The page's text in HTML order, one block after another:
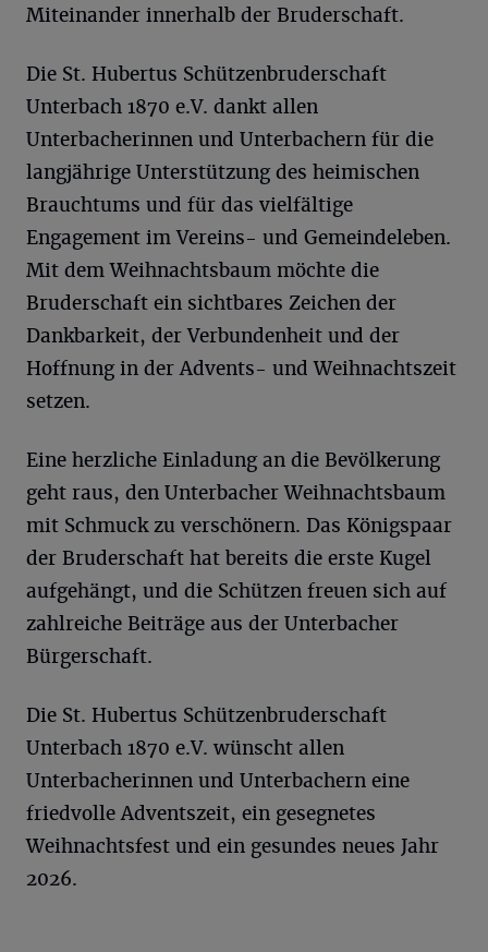
Miteinander innerhalb der Bruderschaft.
Die St. Hubertus Schützenbruderschaft
Unterbach 1870 e.V. dankt allen
Unterbacherinnen und Unterbachern für die
langjährige Unterstützung des heimischen
Brauchtums und für das vielfältige
Engagement im Vereins- und Gemeindeleben.
Mit dem Weihnachtsbaum möchte die
Bruderschaft ein sichtbares Zeichen der
Dankbarkeit, der Verbundenheit und der
Hoffnung in der Advents- und Weihnachtszeit
setzen.
Eine herzliche Einladung an die Bevölkerung
geht raus, den Unterbacher Weihnachtsbaum
mit Schmuck zu verschönern. Das Königspaar
der Bruderschaft hat bereits die erste Kugel
aufgehängt, und die Schützen freuen sich auf
zahlreiche Beiträge aus der Unterbacher
Bürgerschaft.
Die St. Hubertus Schützenbruderschaft
Unterbach 1870 e.V. wünscht allen
Unterbacherinnen und Unterbachern eine
friedvolle Adventszeit, ein gesegnetes
Weihnachtsfest und ein gesundes neues Jahr
2026.